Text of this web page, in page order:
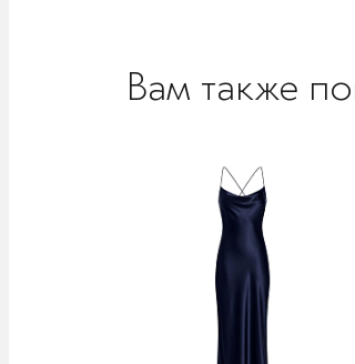
Вам также